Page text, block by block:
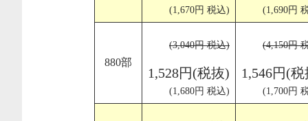
(1,670円 税込) (1,690円
880部
(3,040円 税込)
1,528円(税抜)
(1,680円 税込)
(4,150円
1,546円(
(1,700円